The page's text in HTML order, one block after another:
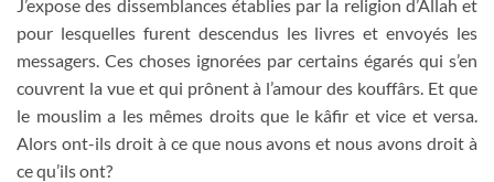
J’expose des dissemblances établies par la religion d’Allah et
pour lesquelles furent descendus les livres et envoyés les
messagers. Ces choses ignorées par certains égarés qui s’en
couvrent la vue et qui prônent à l’amour des kouffârs. Et que
le mouslim a les mêmes droits que le kâfir et vice et versa.
Alors ont-ils droit à ce que nous avons et nous avons droit à
ce qu’ils ont?